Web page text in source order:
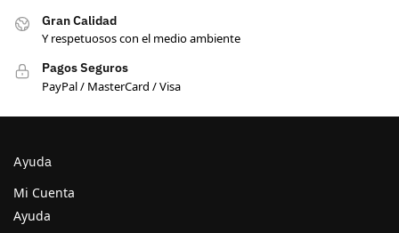
Gran Calidad
Y respetuosos con el medio ambiente
Pagos Seguros
PayPal / MasterCard / Visa
Ayuda
Mi Cuenta
Ayuda